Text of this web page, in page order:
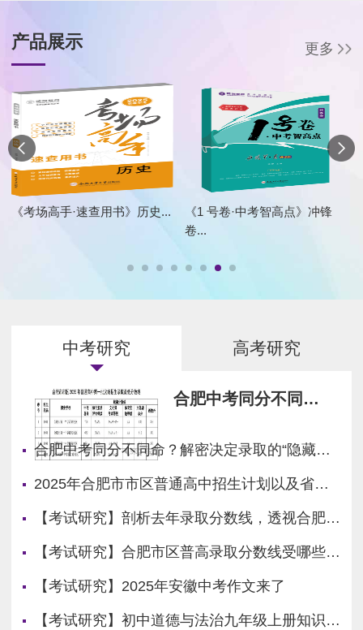
产品展示 更多
《考场高手·速查用书》历史...
《1 号卷·中考智高点》冲锋
卷...
中考研究 高考研究
合肥中考同分不同
的“隐藏关卡”！
合肥中考同分不同命？解密决定录取的“隐藏关卡”！
2025年合肥市市区普通高中招生计划以及省示范高中指标到校生计划公布
【考试研究】剖析去年录取分数线，透视合肥市区第一批次高中格局
【考试研究】合肥市区普高录取分数线受哪些因素影响？
【考试研究】2025年安徽中考作文来了
【考试研究】初中道德与法治九年级上册知识点复习